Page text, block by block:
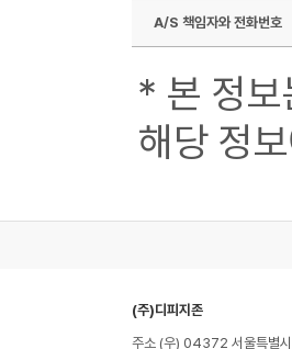
A/S 책임자와 전화번호
* 본 정보
해당 정
(주)디피지존
주소 (우) 04372 서울특별